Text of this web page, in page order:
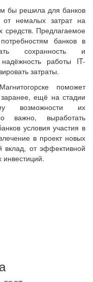
бы решила для банков
немалых затрат на
средств. Предлагаемое
банков в
сохранность и
работы IT-
затраты.
поможет
ещё на стадии
возможности их
важно, выработать
условия участия в
в проект новых
вклад, от эффективной
инвестиций.